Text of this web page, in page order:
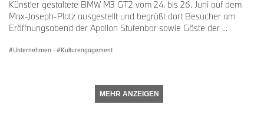
Künstler gestaltete BMW M3 GT2 vom 24. bis 26. Juni auf dem
Max-Joseph-Platz ausgestellt und begrüßt dort Besucher am
Eröffnungsabend der Apollon Stufenbar sowie Gäste der ...
Unternehmen · Kulturengagement
MEHR ANZEIGEN